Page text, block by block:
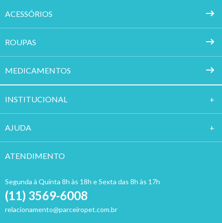
ACESSÓRIOS
ROUPAS
MEDICAMENTOS
INSTITUCIONAL
AJUDA
ATENDIMENTO
Segunda à Quinta 8h às 18h e Sexta das 8h às 17h
(11) 3569-6008
relacionamento@parceiropet.com.br